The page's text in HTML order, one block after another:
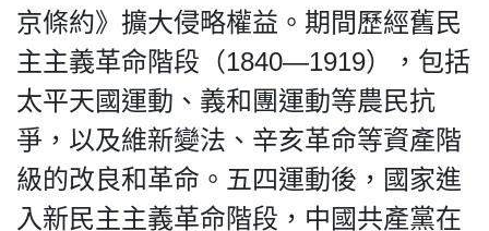
京條約》擴大侵略權益。期間歷經舊民
主主義革命階段（1840—1919），包括
太平天國運動、義和團運動等農民抗
爭，以及維新變法、辛亥革命等資產階
級的改良和革命。五四運動後，國家進
入新民主主義革命階段，中國共產黨在